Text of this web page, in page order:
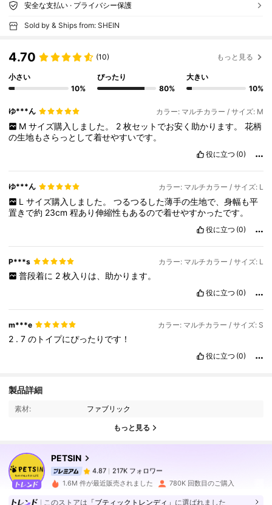
安全な支払い · プライバシー保護
Sold by & Ships from: SHEIN
4.70 (10) もっと見る
小さい
10%
ぴったり
80%
大きい
10%
ゆ***ん カラー: マルチカラー / サイズ: M
M サイズ購入しました。 2 枚セットでお安く助かります。 花柄
の生地もさらっとして着せやすいです。
役に立つ (0)
ゆ***ん カラー: マルチカラー / サイズ: L
L サイズ購入しました。 つるつるした薄手の生地で、身幅も平
置きで約 23cm程あり伸縮性もあるので着せやすかったです。
役に立つ (0)
P***s カラー: マルチカラー / サイズ: L
普段着に 2 枚入りは、助かります。
役に立つ (0)
m***e カラー: マルチカラー / サイズ: S
2 .7のトイプにぴったりです！
役に立つ (0)
製品詳細
素材: ファブリック
もっと見る
PETSIN
217K フォロワー
m***4 は1日前に購入しました
1.6M 件が最近販売されました 780K 回数目のご購入
このストアは 「ブティックトレンディ」 に選ばれました